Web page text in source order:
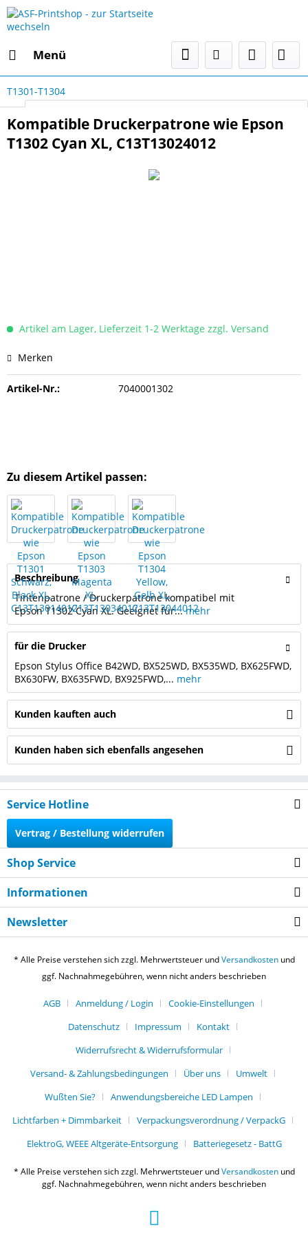
Menü
Select Language
T1301-T1304
Kompatible Druckerpatrone wie Epson
T1302 Cyan XL, C13T13024012
Artikel am Lager, Lieferzeit 1-2 Werktage zzgl. Versand
Merken
Artikel-Nr.: 7040001302
Zu diesem Artikel passen:
Beschreibung
Tintenpatrone / Druckerpatrone kompatibel mit
Epson T1302 Cyan XL. Geeignet für...mehr
für die Drucker
Epson Stylus Office B42WD, BX525WD, BX535WD, BX625FWD,
BX630FW, BX635FWD, BX925FWD,... mehr
Kunden kauften auch
Kunden haben sich ebenfalls angesehen
Service Hotline
Vertrag / Bestellung widerrufen
Shop Service
Informationen
Newsletter
* Alle Preise verstehen sich zzgl. Mehrwertsteuer undVersandkostenund
ggf. Nachnahmegebühren, wenn nicht anders beschrieben
AGB Anmeldung / Login
Cookie-Einstellungen
Datenschutz
Impressum
Kontakt
Widerrufsrecht & Widerrufsformular
Versand- & Zahlungsbedingungen
Über uns
Umwelt
Wußten Sie?
Anwendungsbereiche LED Lampen
Lichtfarben + Dimmbarkeit
Verpackungsverordnung / VerpackG
ElektroG, WEEE Altgeräte-Entsorgung
Batteriegesetz - BattG
* Alle Preise verstehen sich zzgl. Mehrwertsteuer undVersandkostenund
ggf. Nachnahmegebühren, wenn nicht anders beschrieben